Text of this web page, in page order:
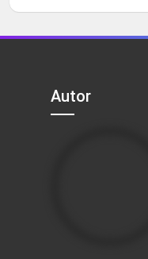
Autor